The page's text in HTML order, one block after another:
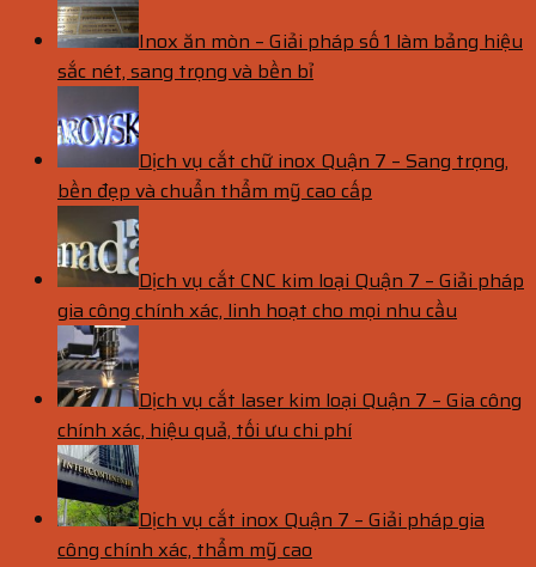
Inox ăn mòn – Giải pháp số 1 làm bảng hiệu
sắc nét, sang trọng và bền bỉ
Dịch vụ cắt chữ inox Quận 7 – Sang trọng,
bền đẹp và chuẩn thẩm mỹ cao cấp
Dịch vụ cắt CNC kim loại Quận 7 – Giải pháp
gia công chính xác, linh hoạt cho mọi nhu cầu
Dịch vụ cắt laser kim loại Quận 7 – Gia công
chính xác, hiệu quả, tối ưu chi phí
Dịch vụ cắt inox Quận 7 – Giải pháp gia
công chính xác, thẩm mỹ cao